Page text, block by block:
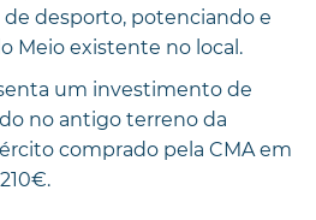
de desporto, potenciando e
Meio existente no local.
um investimento de
no antigo terreno da
comprado pela CMA em